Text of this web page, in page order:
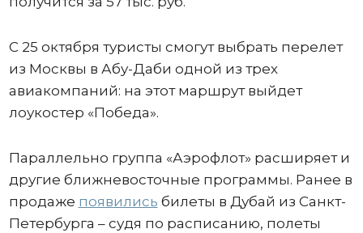
С 25 октября туристы смогут выбрать перелет
из Москвы в Абу-Даби одной из трех
авиакомпаний: на этот маршрут выйдет
лоукостер «Победа».
Параллельно группа «Аэрофлот» расширяет и
другие ближневосточные программы. Ранее в
продаже появились билеты в Дубай из Санкт-
Петербурга – судя по расписанию, полеты